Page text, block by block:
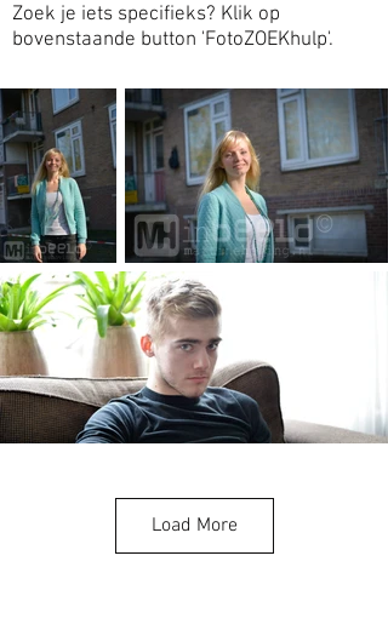
Zoek je iets specifieks? Klik op
bovenstaande button 'FotoZOEKhulp'.
Load More